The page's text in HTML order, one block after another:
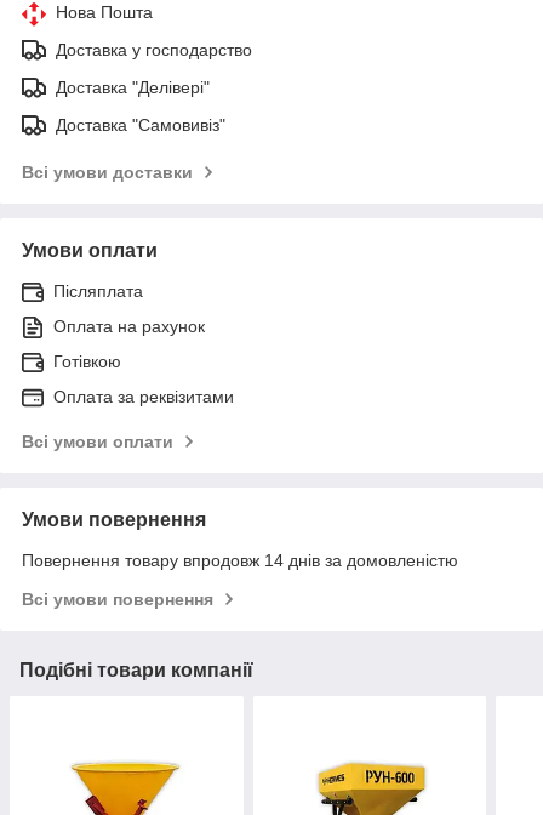
Нова Пошта
Доставка у господарство
Доставка "Делівері"
Доставка "Самовивіз"
Всі умови доставки
Умови оплати
Післяплата
Оплата на рахунок
Готівкою
Оплата за реквізитами
Всі умови оплати
Умови повернення
Повернення товару впродовж 14 днів за домовленістю
Всі умови повернення
Подібні товари компанії